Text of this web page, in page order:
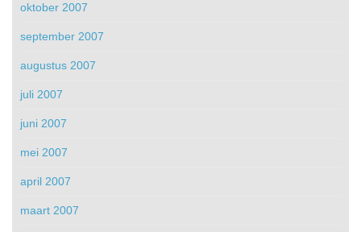
oktober 2007
september 2007
augustus 2007
juli 2007
juni 2007
mei 2007
april 2007
maart 2007